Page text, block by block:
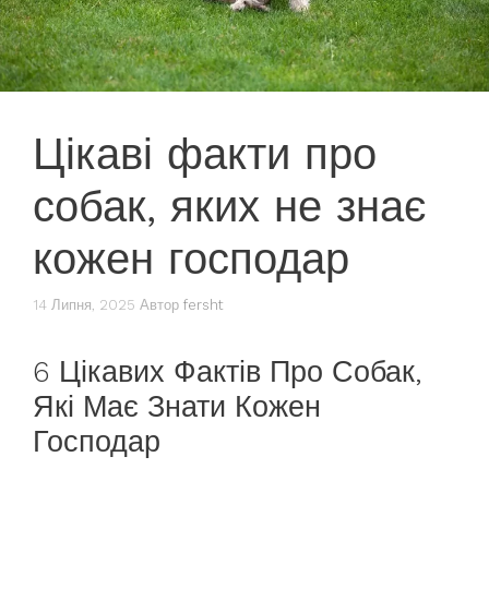
Цікаві факти про
собак, яких не знає
кожен господар
14 Липня, 2025 Автор fersht
6 Цікавих Фактів Про Собак,
Які Має Знати Кожен
Господар